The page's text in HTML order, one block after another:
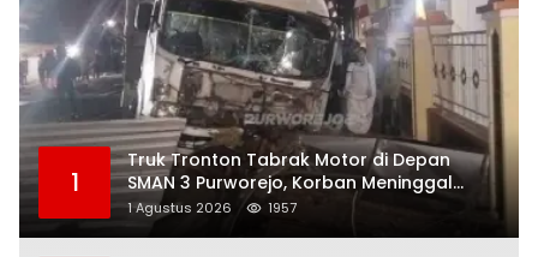
1
Truk Tronton Tabrak Motor di Depan
SMAN 3 Purworejo, Korban Meninggal
Dunia, Polisi Masih Selidiki Penyebab
1 Agustus 2026 1957